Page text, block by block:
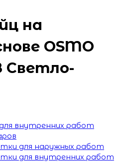
на
OSMO
Светло-
внутренних работ
для наружных работ
для внутренних работ